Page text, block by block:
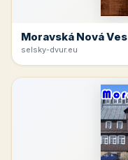
Moravská Nová Ves
selsky-dvur.eu